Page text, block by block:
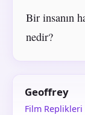
Bir insanın
nedir?
Geoffrey
Film Replikleri